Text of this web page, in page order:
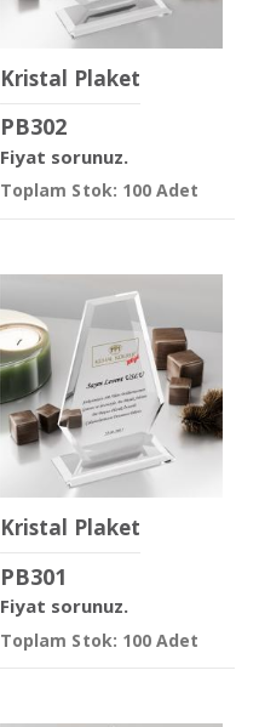
Kristal Plaket
PB302
Fiyat sorunuz.
Toplam Stok: 100 Adet
Kristal Plaket
PB301
Fiyat sorunuz.
Toplam Stok: 100 Adet